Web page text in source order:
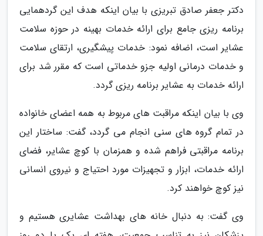
دکتر جعفر صادق تبریزی با بیان اینکه هدف این گردهمایی
برنامه ریزی جامع برای ارائه خدمات بهینه در حوزه سلامت
عشایر است، اضافه نمود: خدمات پیشگیری، ارتقای سلامت
و خدمات درمانی اولیه جزو خدماتی است که مقرر شد برای
ارائه خدمات به عشایر برنامه ریزی گردد.
وی با بیان اینکه مراقبت های مربوط به همه اعضای خانواده
در تمام گروه های سنی انجام می گردد، گفت: ساختار این
برنامه مراقبتی فراهم شده و همزمان با کوچ عشایر، فضای
ارائه خدمات، ابزار و تجهیزات مورد احتیاج و نیروی انسانی
نیز کوچ خواهند کرد.
وی گفت: به دنبال خانه های بهداشت عشایری هستیم و